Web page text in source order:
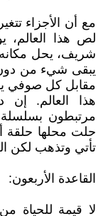
مع أن الأجزاء
لص هذا
شريف، يحل
يبقى شيء من دون
مقابل كل صوفي
هذا العالم. إن
مرتبطون
حلت محلها حلقة
تأتي وتذهب لكن
القاعدة الأربعون:
لا قيمة